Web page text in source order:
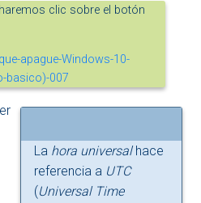
clic sobre el botón
La hora universalhace
referencia a UTC
(Universal Time